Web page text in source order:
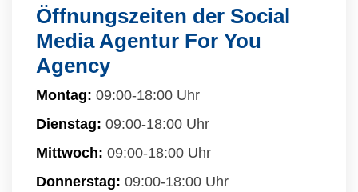
Öffnungszeiten der Social
Media Agentur For You
Agency
Montag: 09:00-18:00 Uhr
Dienstag: 09:00-18:00 Uhr
Mittwoch: 09:00-18:00 Uhr
Donnerstag: 09:00-18:00 Uhr